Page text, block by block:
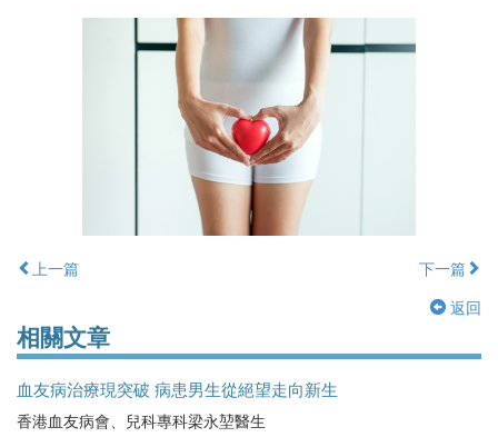
上一篇 下一篇
返回
相關文章
血友病治療現突破 病患男生從絕望走向新生
香港血友病會、兒科專科梁永堃醫生